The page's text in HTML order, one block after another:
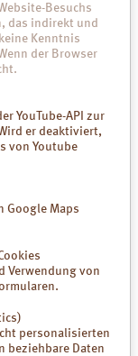
Anwendungsbilder
Besuchs
das indirekt und
Kenntnis
der Browser
YouTube-API zur
er deaktiviert,
von Youtube
Google Maps
Verwendung von
personalisierten
beziehbare Daten